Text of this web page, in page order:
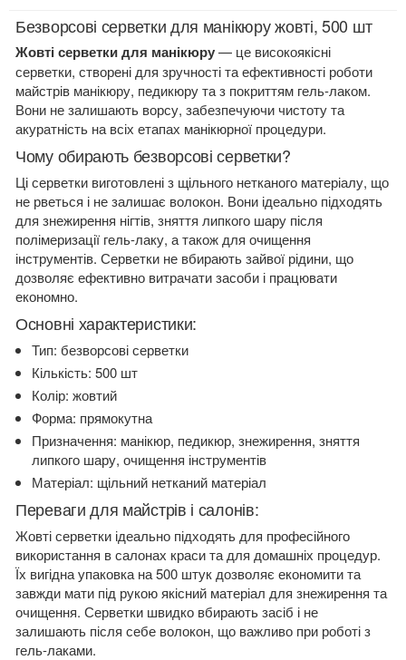
500
жовті
кількість
Безворсові серветки для манікюру жовті, 500 шт
Жовті серветки для манікюру— це високоякісні
серветки, створені для зручності та ефективності роботи
майстрів манікюру, педикюру та з покриттям гель-лаком.
Вони не залишають ворсу, забезпечуючи чистоту та
акуратність на всіх етапах манікюрної процедури.
Чому обирають безворсові серветки?
Ці серветки виготовлені з щільного нетканого матеріалу, що
не рветься і не залишає волокон. Вони ідеально підходять
для знежирення нігтів, зняття липкого шару після
полімеризації гель-лаку, а також для очищення
інструментів. Серветки не вбирають зайвої рідини, що
дозволяє ефективно витрачати засоби і працювати
економно.
Основні характеристики:
Тип: безворсові серветки
Кількість: 500 шт
Колір: жовтий
Форма: прямокутна
Призначення: манікюр, педикюр, знежирення, зняття
липкого шару, очищення інструментів
Матеріал: щільний нетканий матеріал
Переваги для майстрів і салонів:
Жовті серветки ідеально підходять для професійного
використання в салонах краси та для домашніх процедур.
Їх вигідна упаковка на 500 штук дозволяє економити та
завжди мати під рукою якісний матеріал для знежирення та
очищення. Серветки швидко вбирають засіб і не
залишають після себе волокон, що важливо при роботі з
гель-лаками.